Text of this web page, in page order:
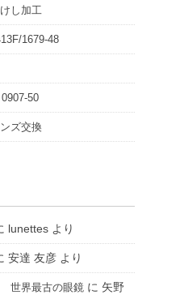
し加工
1679-48
50
ズ交換
lunettes より
安達 友彦 より
世界最古の眼鏡 に 矢野